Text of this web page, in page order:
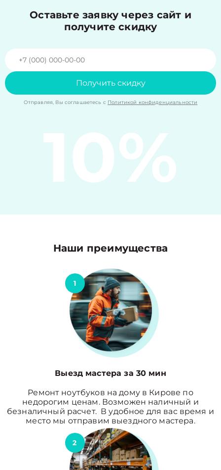
Оставьте заявку через сайт и
получите скидку
Получить скидку
Отправляя, Вы соглашаетесь с Политикой конфиденциальности
10%
Наши преимущества
1
Выезд мастера за 30 мин
Ремонт ноутбуков на дому в Кирове по
недорогим ценам. Возможен наличный и
безналичный расчет. В удобное для вас время и
место мы отправим выездного мастера.
2